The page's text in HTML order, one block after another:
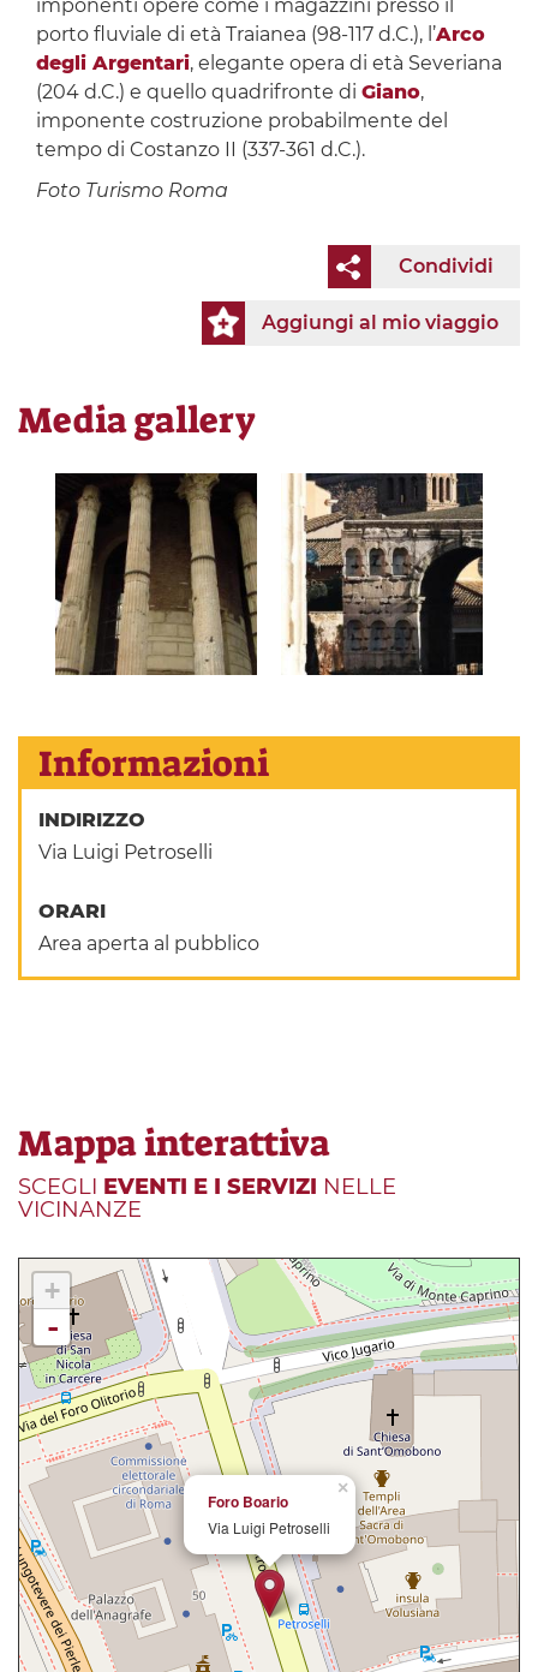
imponenti opere come i magazzini presso il
porto fluviale di età Traianea (98-117 d.C.), l’Arco
degli Argentari, elegante opera di età Severiana
(204 d.C.) e quello quadrifronte di Giano,
imponente costruzione probabilmente del
tempo di Costanzo II (337-361 d.C.).
Foto Turismo Roma
Condividi
Aggiungi al mio viaggio
Media gallery
Informazioni
INDIRIZZO
Via Luigi Petroselli
ORARI
Area aperta al pubblico
Mappa interattiva
SCEGLI EVENTI E I SERVIZI NELLE
VICINANZE
×
Foro Boario
Via Luigi Petroselli
+
-